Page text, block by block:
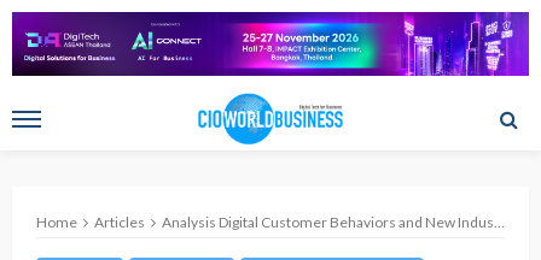
Home Articles Analysis Digital Customer Behaviors and New Industry Models